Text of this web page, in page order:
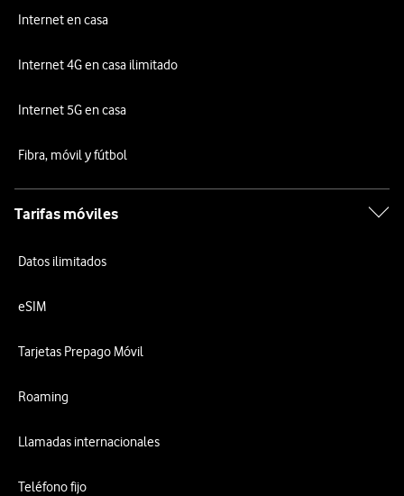
Internet en casa
Internet 4G en casa ilimitado
Internet 5G en casa
Fibra, móvil y fútbol
Tarifas móviles
Datos ilimitados
eSIM
Tarjetas Prepago Móvil
Roaming
Llamadas internacionales
Teléfono fijo